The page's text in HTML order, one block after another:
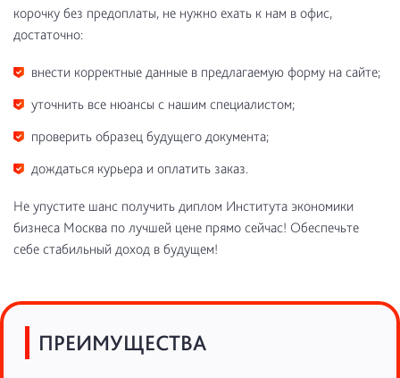
корочку без предоплаты, не нужно ехать к нам в офис,
достаточно:
внести корректные данные в предлагаемую форму на сайте;
уточнить все нюансы с нашим специалистом;
проверить образец будущего документа;
дождаться курьера и оплатить заказ.
Не упустите шанс получить диплом Института экономики
бизнеса Москва по лучшей цене прямо сейчас! Обеспечьте
себе стабильный доход в будущем!
ПРЕИМУЩЕСТВА